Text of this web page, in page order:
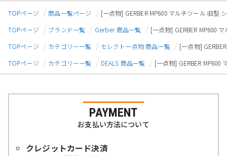
TOPページ 商品一覧ページ
[一点物] GERBER MP600 マルチツール 旧型
TOPページ
ブランド一覧 Gerber 商品一覧
[一点物] GERBER MP600
TOPページ
カテゴリー一覧 セレクト一点物 商品一覧
[一点物]
TOPページ
カテゴリー一覧 DEALS 商品一覧 [一点物] GERBER MP600
PAYMENT
お支払い方法について
クレジットカード決済